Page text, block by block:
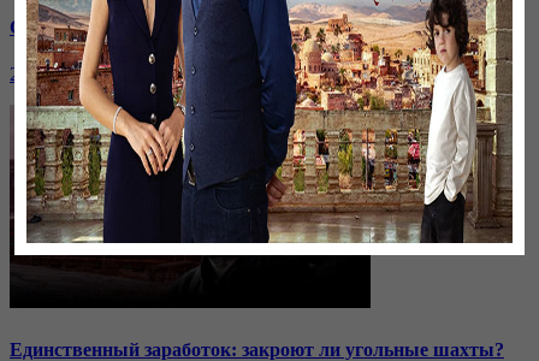
Саммит ОДКБ: под вопросом эффективность организации
24 ноября, 20:43
Единственный заработок: закроют ли угольные шахты?